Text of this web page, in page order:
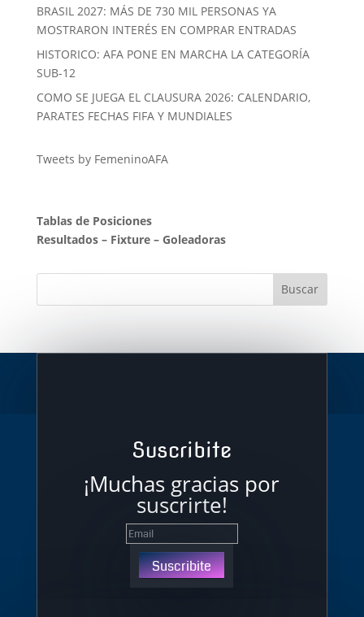
BRASIL 2027: MÁS DE 730 MIL PERSONAS YA
MOSTRARON INTERÉS EN COMPRAR ENTRADAS
HISTORICO: AFA PONE EN MARCHA LA CATEGORÍA
SUB-12
COMO SE JUEGA EL CLAUSURA 2026: CALENDARIO,
PARATES FECHAS FIFA Y MUNDIALES
Tweets by FemeninoAFA
Tablas de Posiciones
Resultados– Fixture– Goleadoras
Suscribite
¡Muchas gracias por
suscrirte!
Suscribite